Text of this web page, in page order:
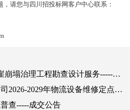
请您与四川招投标网客户中心联系：
荣县双古镇白果村3组白崖崩塌治理工程勘查设计服务-----成交公告
四川省烟草公司资阳市公司2026-2029年物流设备维修定点服务询比采购公告
查-----成交公告